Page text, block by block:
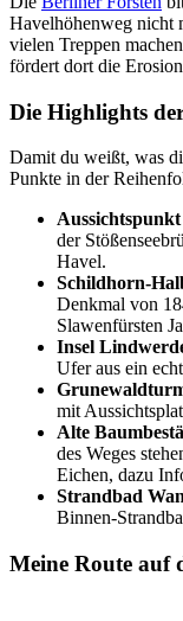
Havelhöhenweg nicht
vielen Treppen
fördert dort die
Die Highlights
Damit du weißt, was
Punkte in der
der
Havel.
Schildhorn-
Denkmal von
Slawenfürsten
Insel
Ufer aus ein
mit
Alte
des Weges
Eichen, dazu
Strandbad
Binnen-
Meine Route auf